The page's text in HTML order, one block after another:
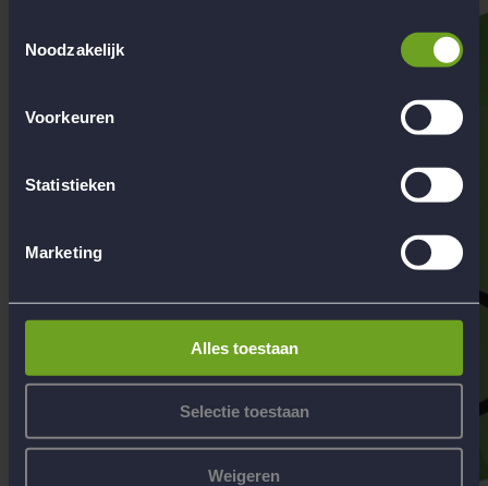
Noodzakelijk
Voorkeuren
Statistieken
Marketing
Alles toestaan
Selectie toestaan
Weigeren